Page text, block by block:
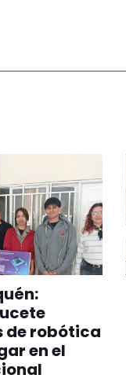
de robótica
en el